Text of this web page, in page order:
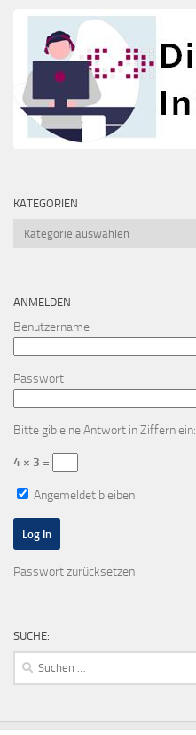
KATEGORIEN
Kategorien
ANMELDEN
Benutzername
Passwort
Bitte gib eine Antwort in Ziffern ein:
4 × 3 =
Angemeldet bleiben
Passwort zurücksetzen
SUCHE:
Suchen